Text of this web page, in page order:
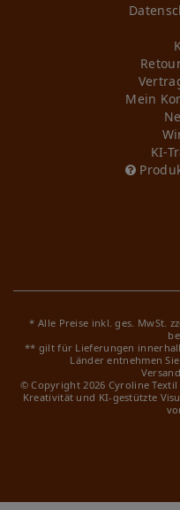
Mein
KI-
* Alle Preise inkl. ges. MwSt.
** gilt für Lieferungen
Länder entnehmen
© Copyright 2026 Cyroline Textil
Kreativität und KI-gestützte